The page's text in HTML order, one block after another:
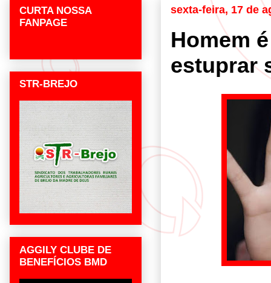
sexta-feira, 17 de
Homem
estuprar
CURTA NOSSA
FANPAGE
STR-BREJO
AGGILY CLUBE DE
BENEFÍCIOS BMD